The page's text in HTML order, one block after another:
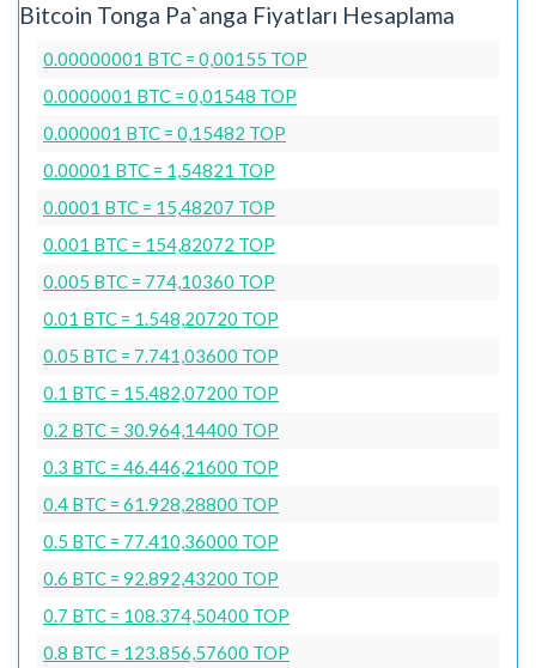
Bitcoin Tonga Pa`anga Fiyatları Hesaplama
0.00000001 BTC = 0,00155 TOP
0.0000001 BTC = 0,01548 TOP
0.000001 BTC = 0,15482 TOP
0.00001 BTC = 1,54821 TOP
0.0001 BTC = 15,48207 TOP
0.001 BTC = 154,82072 TOP
0.005 BTC = 774,10360 TOP
0.01 BTC = 1.548,20720 TOP
0.05 BTC = 7.741,03600 TOP
0.1 BTC = 15.482,07200 TOP
0.2 BTC = 30.964,14400 TOP
0.3 BTC = 46.446,21600 TOP
0.4 BTC = 61.928,28800 TOP
0.5 BTC = 77.410,36000 TOP
0.6 BTC = 92.892,43200 TOP
0.7 BTC = 108.374,50400 TOP
0.8 BTC = 123.856,57600 TOP